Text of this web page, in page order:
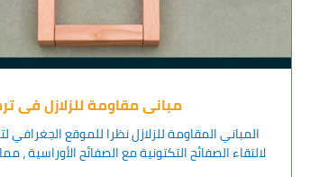
مباني مقاومة للزلازل في
المباني المقاومة للزلازل نظرا للموقع الجغرافي
لالتقاء الصفائح التكتونية مع الصفائح الأوراسية ،